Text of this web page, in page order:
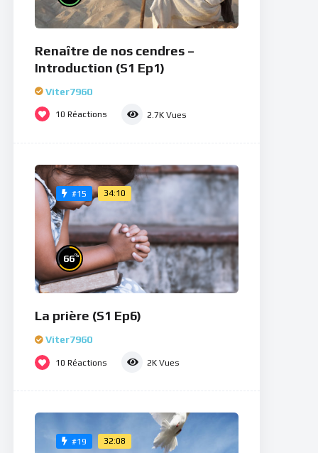
Renaître de nos cendres –
Introduction (S1 Ep1)
Viter7960
10 Réactions 2.7K Vues
#15 34:10
66%
La prière (S1 Ep6)
Viter7960
10 Réactions 2K Vues
#19 32:08